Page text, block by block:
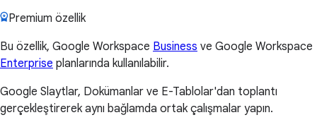
Premium özellik
Bu özellik, Google Workspace Business ve Google Workspace
Enterprise planlarında kullanılabilir.
Google Slaytlar, Dokümanlar ve E-Tablolar'dan toplantı
gerçekleştirerek aynı bağlamda ortak çalışmalar yapın.